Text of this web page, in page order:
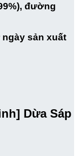
đường
sản xuất
Dừa Sáp